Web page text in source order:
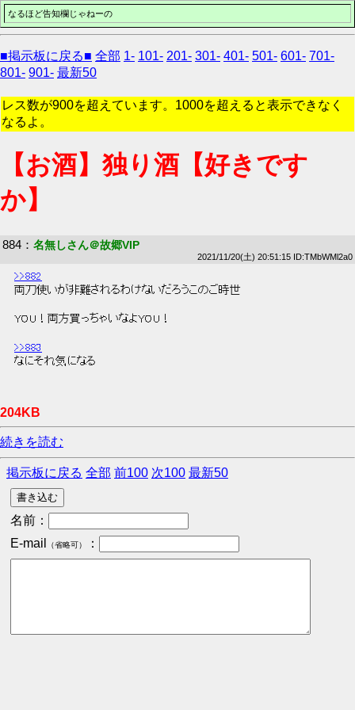
なるほど告知欄じゃねーの
■掲示板に戻る■ 全部 1- 101- 201- 301- 401- 501- 601- 701-
801- 901- 最新50
レス数が900を超えています。1000を超えると表示できなく
なるよ。
【お酒】独り酒【好きです
か】
884 ： 名無しさん＠故郷VIP
2021/11/20(土) 20:51:15 ID:TMbWMl2a0
>>882
両刀使いが非難されるわけないだろうこのご時世
YOU！両方買っちゃいなよYOU！
>>883
なにそれ気になる
204KB
続きを読む
掲示板に戻る 全部 前100 次100 最新50
名前：
E-mail
（省略可） ：